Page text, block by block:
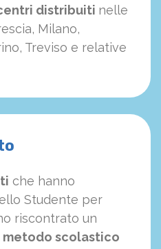
distribuiti nelle
Milano,
Treviso e relative
che hanno
Studente per
riscontrato un
scolastico